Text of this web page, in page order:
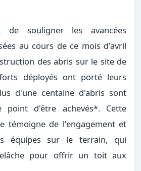
souligner les avancées
au cours de ce mois d'avril
des abris sur le site de
déployés ont porté leurs
d'une centaine d'abris sont
point d'être achevés*. Cette
témoigne de l'engagement et
équipes sur le terrain, qui
pour offrir un toit aux